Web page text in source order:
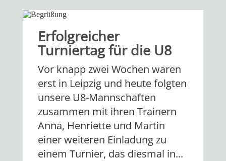
Erfolgreicher
Turniertag für die U8
Vor knapp zwei Wochen waren
erst in Leipzig und heute folgten
unsere U8-Mannschaften
zusammen mit ihren Trainern
Anna, Henriette und Martin
einer weiteren Einladung zu
einem Turnier, das diesmal in...